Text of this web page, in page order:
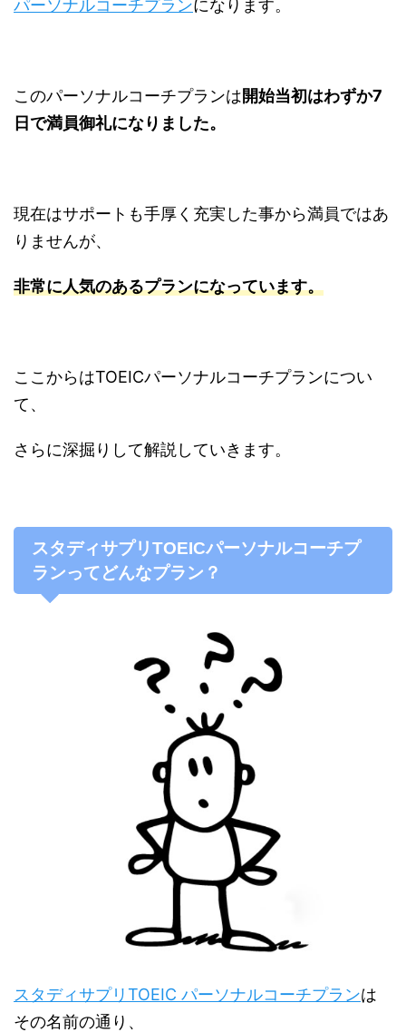
パーソナルコーチプランになります。
このパーソナルコーチプランは開始当初はわずか7
日で満員御礼になりました。
現在はサポートも手厚く充実した事から満員ではあ
りませんが、
非常に人気のあるプランになっています。
ここからはTOEICパーソナルコーチプランについ
て、
さらに深掘りして解説していきます。
スタディサプリTOEICパーソナルコーチプ
ランってどんなプラン？
スタディサプリTOEIC パーソナルコーチプランは
その名前の通り、